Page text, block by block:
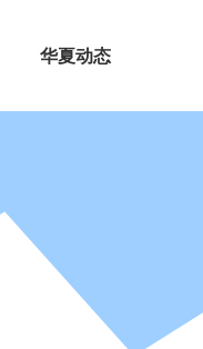
华夏动态